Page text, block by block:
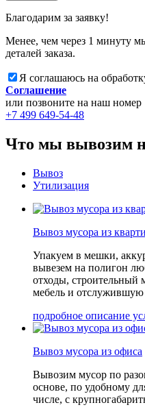
Благодарим за заявку!
Менее, чем через 1 минуту
деталей заказа.
Я соглашаюсь на
Соглашение
или позвоните на наш номер
+7 499 649-54-48
Что мы вывозим
Вывоз
Утилизация
Вывоз мусора из
Упакуем в мешки,
вывезем на полигон
отходы, строительный
мебель и отслужившую
подробное описание
Вывоз мусора из офиса
Вывозим мусор по
основе, по удобному
числе, с